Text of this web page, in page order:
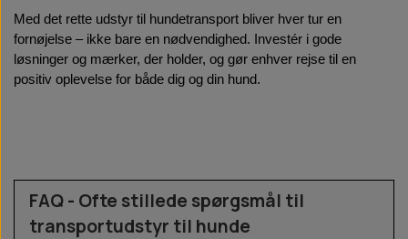
Med det rette udstyr til hundetransport bliver hver tur en
fornøjelse – ikke bare en nødvendighed. Investér i gode
løsninger og mærker, der holder, og gør enhver rejse til en
positiv oplevelse for både dig og din hund.
FAQ - Ofte stillede spørgsmål til
transportudstyr til hunde